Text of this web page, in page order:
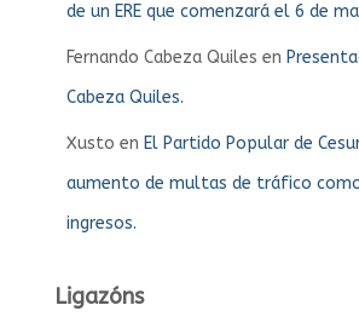
de un ERE que comenzará el 6 de
Fernando Cabeza Quiles en
Cabeza Quiles.
Xusto en El Partido Popular de
aumento de multas de tráfico
ingresos.
Ligazóns